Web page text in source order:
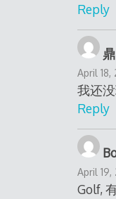
Reply
April
我还
Reply
April
Golf,